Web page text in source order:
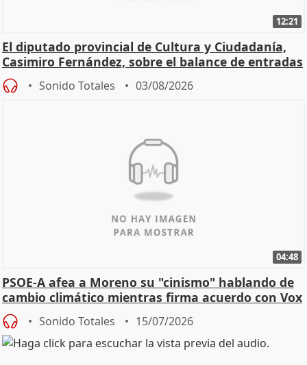
12:21
El diputado provincial de Cultura y Ciudadanía,
Casimiro Fernández, sobre el balance de entradas
Sonido Totales 03/08/2026
04:48
PSOE-A afea a Moreno su "cinismo" hablando de
cambio climático mientras firma acuerdo con Vox
Sonido Totales 15/07/2026